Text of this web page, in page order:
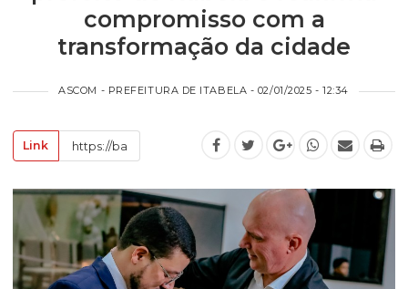
compromisso com a
transformação da cidade
ASCOM - PREFEITURA DE ITABELA - 02/01/2025 - 12:34
Link